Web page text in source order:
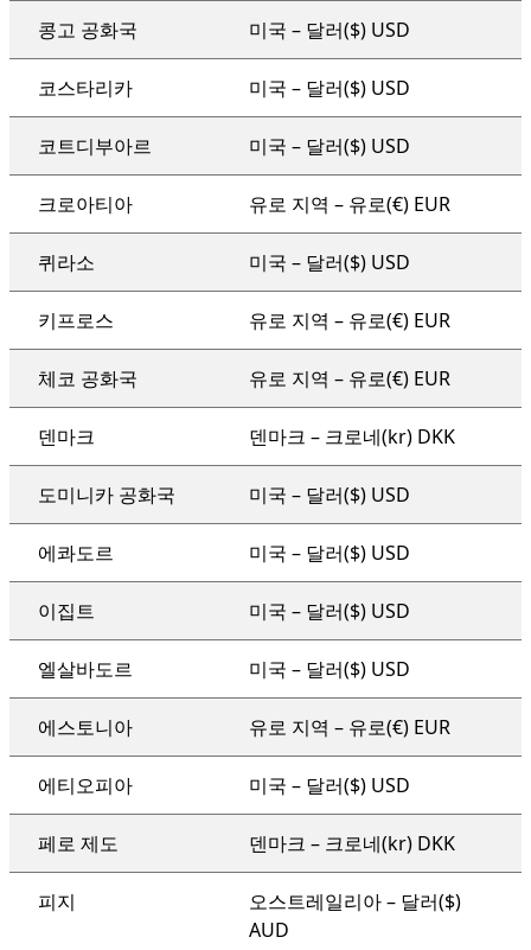
콩고 공화국 미국 – 달러($) USD
코스타리카 미국 – 달러($) USD
코트디부아르 미국 – 달러($) USD
크로아티아 유로 지역 – 유로(€) EUR
퀴라소 미국 – 달러($) USD
키프로스 유로 지역 – 유로(€) EUR
체코 공화국 유로 지역 – 유로(€) EUR
덴마크 덴마크 – 크로네(kr) DKK
도미니카 공화국 미국 – 달러($) USD
에콰도르 미국 – 달러($) USD
이집트 미국 – 달러($) USD
엘살바도르 미국 – 달러($) USD
에스토니아 유로 지역 – 유로(€) EUR
에티오피아 미국 – 달러($) USD
페로 제도 덴마크 – 크로네(kr) DKK
피지
오스트레일리아 – 달러($)
AUD